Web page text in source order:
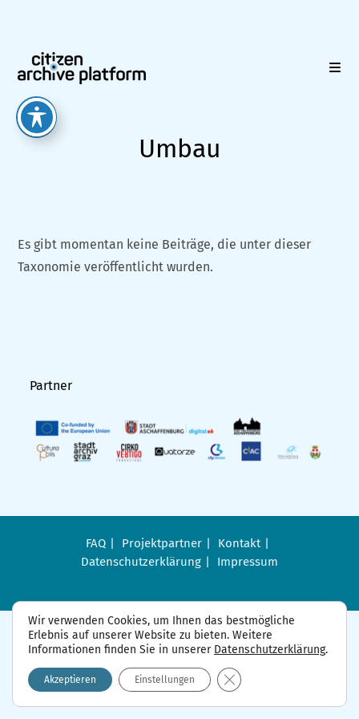
springen
Umbau
Es gibt momentan keine Beiträge, die unter dieser
Taxonomie veröffentlicht wurden.
Partner
FAQ Projektpartner
Kontakt
Datenschutzerklärung
Impressum
Wir verwenden Cookies, um Ihnen das bestmögliche
Erlebnis auf unserer Website zu bieten. Weitere
Informationen finden Sie in unserer Datenschutzerklärung.
Akzeptieren Einstellungen GDPR Cookie-Banner